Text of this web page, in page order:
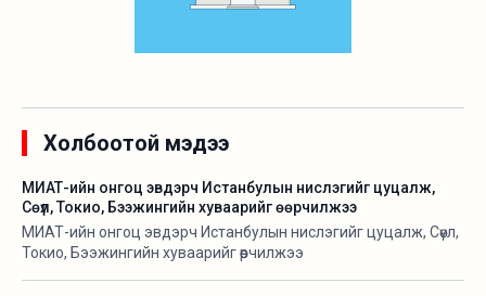
Холбоотой мэдээ
МИАТ-ийн онгоц эвдэрч Истанбулын нислэгийг цуцалж,
Сөүл, Токио, Бээжингийн хуваарийг өөрчилжээ
МИАТ-ийн онгоц эвдэрч Истанбулын нислэгийг цуцалж, Сөүл,
Токио, Бээжингийн хуваарийг өөрчилжээ